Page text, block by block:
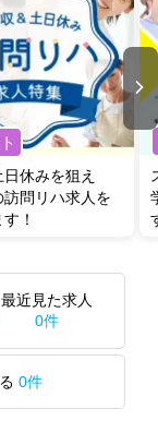
休みを狙え
訪問リハ求人を
！
最近見た求人
0件
0件